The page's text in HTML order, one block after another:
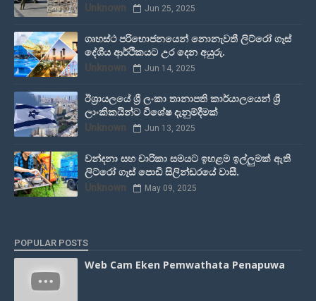
Unknown Jun 25, 2025
ගෘහස්ථ පරිභොජනයෙන් නොනැවතී ලිට්රෝ ගෑස්
දේශීය ආර්ථිකයට උර දෙන අයුරු.
Unknown Jun 14, 2025
ඊශ්‍රායලයේ ශ්‍රී ලංකා තානාපති කාර්යාලයෙන් ශ්‍රී
ලාංකිකයින්ට විශේෂ දැනුම්දීමක්
Unknown Jun 13, 2025
වන්දනා සහ චාරිකා සමයට ඉහළම ඉල්ලුමක් ඇති
ලිට්රෝ ගෑස් පොඩි සිලින්ඩරයේ වාසී.
Unknown May 09, 2025
POPULAR POSTS
Web Cam Eken Pemwathata Penapuwa